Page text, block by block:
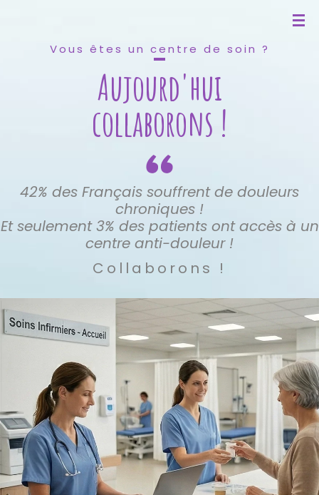
Vous êtes un centre de soin ?
Aujourd'hui
collaborons !
42% des Français souffrent de douleurs
chroniques !
Et seulement 3% des patients ont accès à un
centre anti-douleur !
Collaborons !